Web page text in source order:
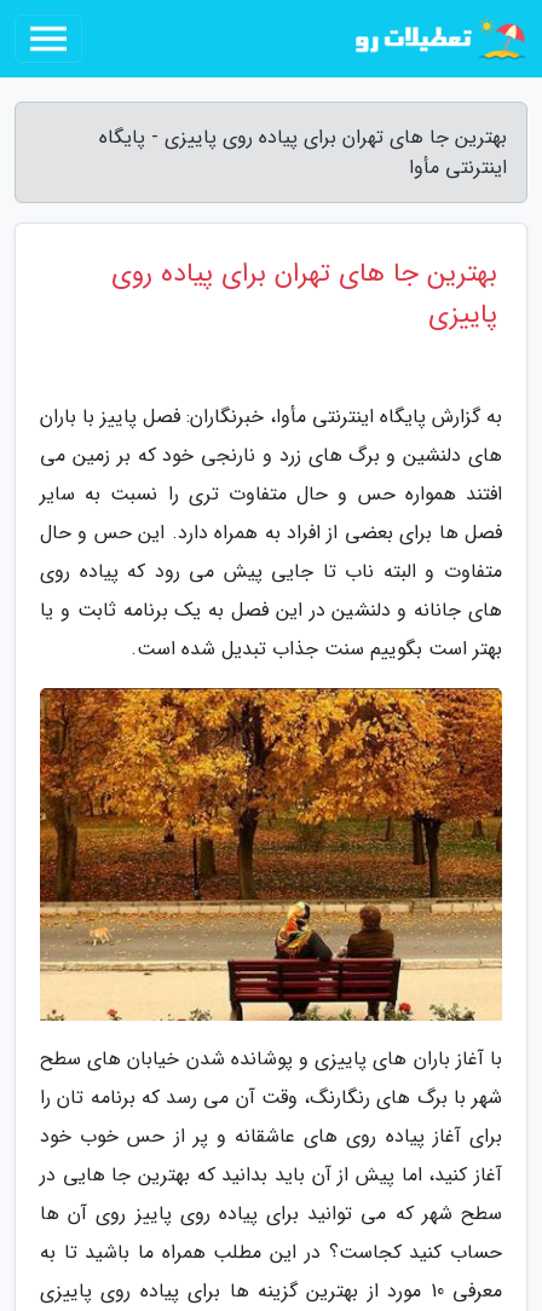
بهترین جا های تهران برای پیاده روی پاییزی - پایگاه
اینترنتی مأوا
بهترین جا های تهران برای پیاده روی
پاییزی
به گزارش پایگاه اینترنتی مأوا، خبرنگاران: فصل پاییز با باران
های دلنشین و برگ های زرد و نارنجی خود که بر زمین می
افتند همواره حس و حال متفاوت تری را نسبت به سایر
فصل ها برای بعضی از افراد به همراه دارد. این حس و حال
متفاوت و البته ناب تا جایی پیش می رود که پیاده روی
های جانانه و دلنشین در این فصل به یک برنامه ثابت و یا
بهتر است بگوییم سنت جذاب تبدیل شده است.
با آغاز باران های پاییزی و پوشانده شدن خیابان های سطح
شهر با برگ های رنگارنگ، وقت آن می رسد که برنامه تان را
برای آغاز پیاده روی های عاشقانه و پر از حس خوب خود
آغاز کنید، اما پیش از آن باید بدانید که بهترین جا هایی در
سطح شهر که می توانید برای پیاده روی پاییز روی آن ها
حساب کنید کجاست؟ در این مطلب همراه ما باشید تا به
معرفی 10 مورد از بهترین گزینه ها برای پیاده روی پاییزی